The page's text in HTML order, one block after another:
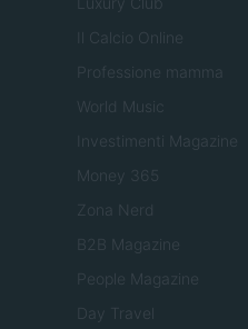
Il Calcio Online
Professione mamma
World Music
Investimenti Magazine
Money 365
Zona Nerd
B2B Magazine
People Magazine
Day Travel